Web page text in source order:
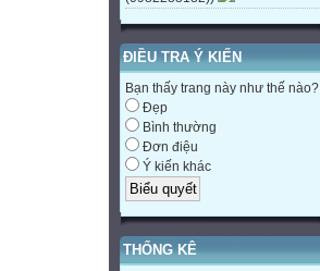
ĐIỀU TRA Ý KIẾN
Bạn thấy trang này như thế nào?
Đẹp
Bình thường
Đơn điệu
Ý kiến khác
THỐNG KÊ